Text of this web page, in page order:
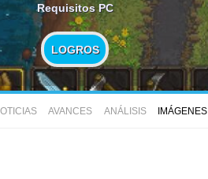
Requisitos PC
LOGROS
AVANCES ANÁLISIS IMÁGENES